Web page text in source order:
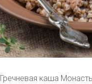
Гречневая каша